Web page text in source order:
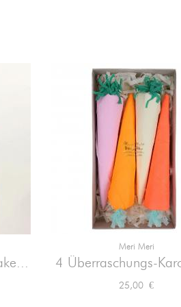
Meri Meri
4 Überraschungs-
Preis
25,00 €
Vorschau